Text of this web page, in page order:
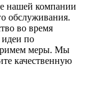
нашей компании
обслуживания.
во время
по
меры. Мы
качественную